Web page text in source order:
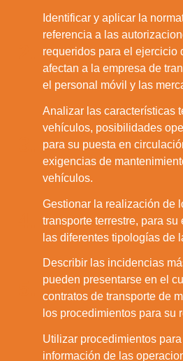
Identificar y aplicar la
referencia a las
requeridos para el ejercicio
afectan a la empresa de
el personal móvil y las
Analizar las características
vehículos, posibilidades
para su puesta en
exigencias de
vehículos.
Gestionar la realización de
transporte terrestre, para
las diferentes tipologías de
Describir las incidencias
pueden presentarse en el
contratos de transporte de
los procedimientos para su
Utilizar procedimientos
información de las